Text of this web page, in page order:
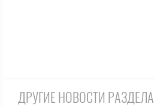
ДРУГИЕ НОВОСТИ РАЗДЕЛА